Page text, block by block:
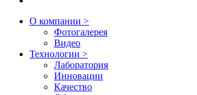
О компании >
Фотогалерея
Видео
Технологии >
Лаборатория
Инновации
Качество